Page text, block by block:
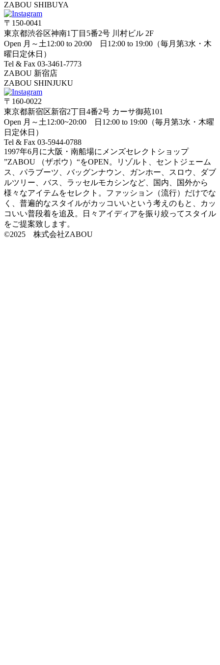
ZABOU SHIBUYA
〒150-0041
東京都渋谷区神南1丁目5番2号 川村ビル 2F
Open 月～土12:00 to 20:00 日12:00 to 19:00（毎月第3水・木
曜日定休日）
Tel & Fax 03-3461-7773
ZABOU 新宿店
ZABOU SHINJUKU
〒160-0022
東京都新宿区新宿2丁目4番2号 カーサ御苑101
Open 月～土12:00~20:00 日12:00 to 19:00（毎月第3水・木曜
日定休日）
Tel & Fax 03-5944-0788
1997年6月に大阪・南船場にメンズセレクトショップ
”ZABOU （ザボウ）“をOPEN。リゾルト、セントジェーム
ス、パラブーツ、バッグンナウン、ガンホー、スロウ、ダブ
ルツリー、バス、ラッセルモカシンなど、国内、国外から
様々なアイテムをセレクト。ファッション（流行）だけでな
く、普遍的なスタイルがカッコいいという考えのもと、カッ
コいい普段着を追及。日々アイディアを振り絞ってスタイル
をご提案致します。
©2025 株式会社ZABOU